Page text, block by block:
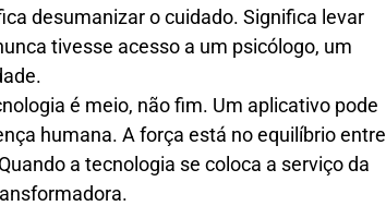
desumanizar o cuidado. Significa levar
tivesse acesso a um psicólogo, um
é meio, não fim. Um aplicativo pode
humana. A força está no equilíbrio entre
a tecnologia se coloca a serviço da